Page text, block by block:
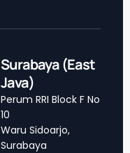
Surabaya (East
Java)
Perum RRI Block F No
10
Waru Sidoarjo,
Surabaya